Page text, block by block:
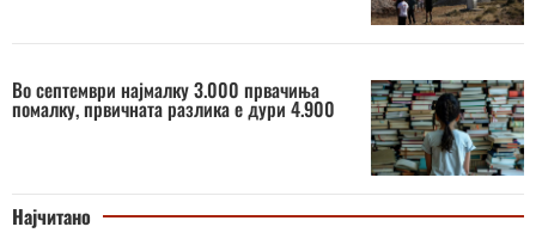
Во септември најмалку 3.000 првачиња
помалку, првичната разлика е дури 4.900
Најчитано